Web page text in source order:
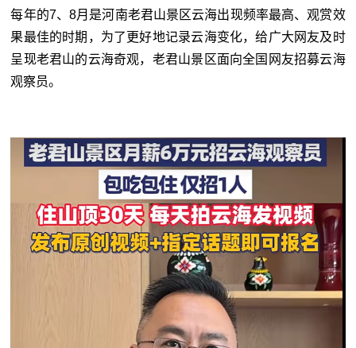
每年的7、8月是河南老君山景区云海出现频率最高、观赏效
果最佳的时期，为了更好地记录云海变化，给广大网友及时
呈现老君山的云海奇观，老君山景区面向全国网友招募云海
观察员。